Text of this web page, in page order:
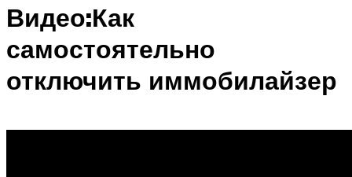
Видео:Как
самостоятельно
отключить иммобилайзер